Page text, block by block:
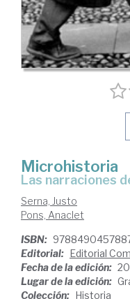
Microhistoria
las narraciones
Serna, Justo
Pons, Anaclet
ISBN:
Editorial: Editorial
Fecha de la edición:
Lugar de la edición:
Colección: Historia